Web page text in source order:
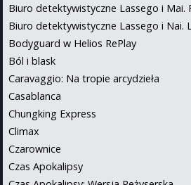
Biuro detektywistyczne Lassego i Mai.
Biuro detektywistyczne Lassego i Nai.
Bodyguard w Helios RePlay
Ból i blask
Caravaggio: Na tropie arcydzieła
Casablanca
Chungking Express
Climax
Czarownice
Czas Apokalipsy